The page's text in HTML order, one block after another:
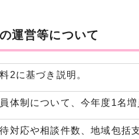
運営等について
2に基づき説明。
体制について、今年度1名増
対応や相談件数、地域包括